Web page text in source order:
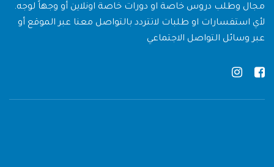
مجال وطلب دروس خاصة او دورات خاصة اونلاين أو وجهاً لوجه.
لأي استفسارات او طلبات لاتتردد بالتواصل معنا عبر الموقع أو
عبر وسائل التواصل الاجتماعي